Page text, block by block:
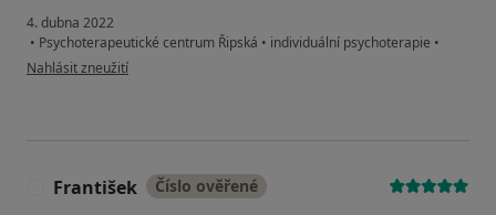
4. dubna 2022
• Psychoterapeutické centrum Řipská • individuální psychoterapie •
podle názoru uživatele D. Č.
Nahlásit zneužití
František Číslo ověřené